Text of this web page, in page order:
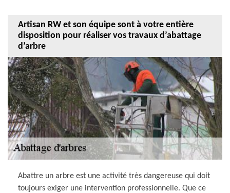
Artisan RW et son équipe sont à votre entière
disposition pour réaliser vos travaux d’abattage
d’arbre
Abattre un arbre est une activité très dangereuse qui doit
toujours exiger une intervention professionnelle. Que ce